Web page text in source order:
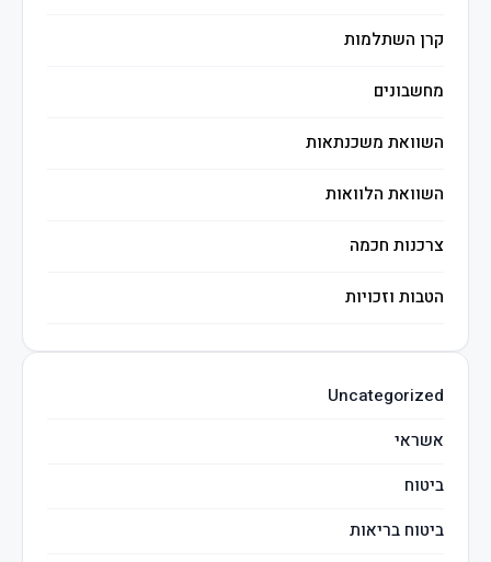
קרן השתלמות
מחשבונים
השוואת משכנתאות
השוואת הלוואות
צרכנות חכמה
הטבות וזכויות
השקעות חכמות
מיסים
Uncategorized
אשראי
ביטוח
ביטוח בריאות